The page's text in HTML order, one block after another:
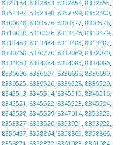
8323184, 8332853, 8332854, 8332855,
8352397, 8352398, 8352399, 8352400,
8300048, 8303576, 8303577, 8303578,
8310020, 8310026, 8313478, 8313479,
8313483, 8313484, 8313485, 8313487,
8330768, 8330770, 8332069, 8332070,
8334083, 8334084, 8334085, 8334086,
8336696, 8336697, 8336698, 8336699,
8339525, 8339526, 8339528, 8339529,
8345513, 8345514, 8345515, 8345516,
8345521 , 8345522, 8345523, 8345524,
8345528, 8345529, 8347014, 8353323,
8353327, 8353920, 8353921 , 8353922,
8356457, 8358864, 8358865, 8358866,